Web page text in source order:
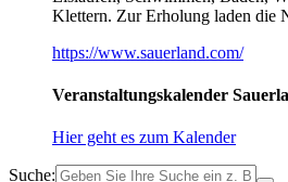
Klettern. Zur Erholung laden die
https://www.sauerland.com/
Veranstaltungskalender
Hier geht es zum Kalender
Suche: